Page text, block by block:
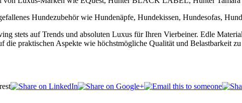
Hundezubehör wie Hundenäpfe, Hundekissen, Hundesofas,
stets auf Trends und absoluten Luxus für Ihren Vierbeiner. Edle
die praktischen Aspekte wie höchstmögliche Qualität und Belastbarkeit